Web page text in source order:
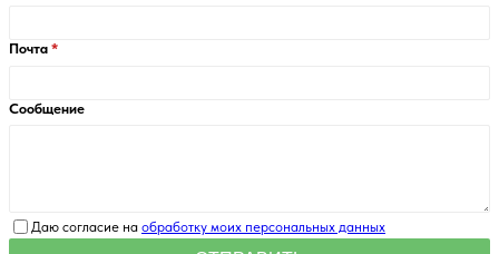
Почта
Сообщение
Даю согласие на обработку моих персональных данных